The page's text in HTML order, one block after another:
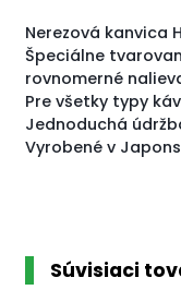
Nerezová kanvica
Špeciálne
rovnomerné
Pre všetky typy
Jednoduchá
Vyrobené v
Súvisiaci